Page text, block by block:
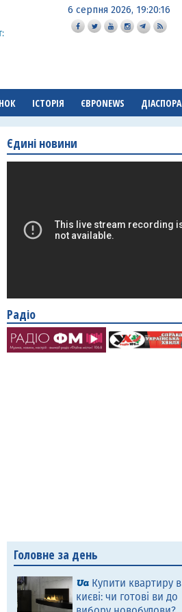
6 серпня 2026, 19:20:17
ІСТОРІЯ ЄВРОNEWS ДІАСПОРА
Єдині новини
Радіо
Головне за день
Купити квартиру в
києві: чи готові ви до